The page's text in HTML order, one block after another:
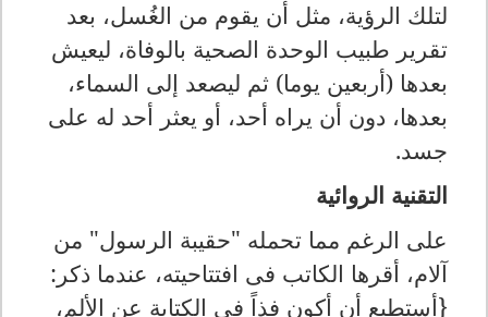
لتلك الرؤية، مثل أن يقوم من الغُسل، بعد
تقرير طبيب الوحدة الصحية بالوفاة، ليعيش
بعدها (أربعين يوما) ثم ليصعد إلى السماء،
بعدها، دون أن يراه أحد، أو يعثر أحد له على
جسد.
التقنية الروائية
على الرغم مما تحمله "حقيبة الرسول" من
آلام، أقرها الكاتب فى افتتاحيته، عندما ذكر:
{أستطيع أن أكون فذاً في الكتابة عن الألم،